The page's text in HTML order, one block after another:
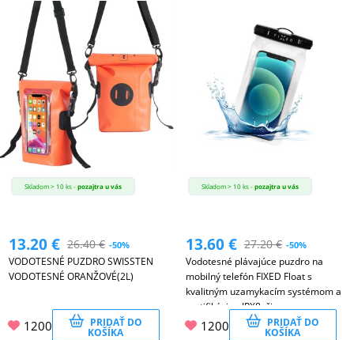
Skladom > 10 ks -pozajtra u vás
13.20€ 26.40€ -50%
VODOTESNÉ PUZDRO SWISSTEN
VODOTESNÉ ORANŽOVÉ(2L)
1200 PRIDAŤ DO
KOŠÍKA
Skladom > 10 ks -pozajtra u vás
13.60€ 27.20€ -50%
Vodotesné plávajúce puzdro na
mobilný telefón FIXED Float s
kvalitným uzamykacím systémom a
certifikáciou IPX8, čierne
1200 PRIDAŤ DO
KOŠÍKA